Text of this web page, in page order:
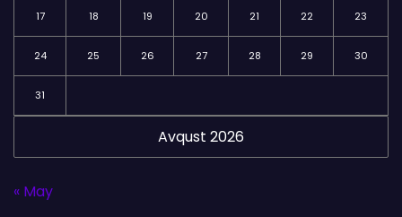
Avqust 2026
17 18 19 20 21 22 23
24 25 26 27 28 29 30
31
« May